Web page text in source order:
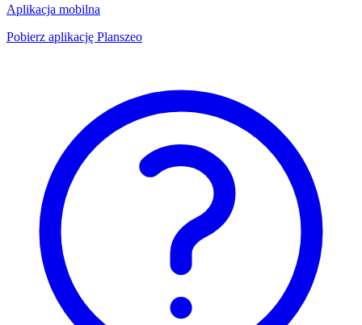
Aplikacja mobilna
Pobierz aplikację Planszeo